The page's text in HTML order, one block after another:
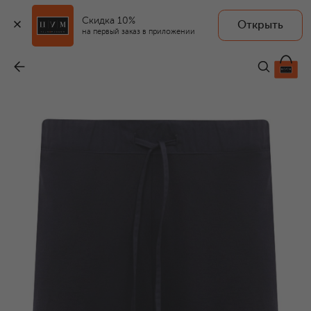
Скидка 10%
на первый заказ в приложении
Открыть
12 930 ₽